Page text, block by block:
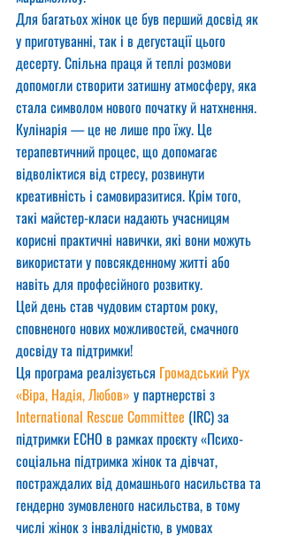
Для багатьох жінок це був перший досвід як
у приготуванні, так і в дегустації цього
десерту. Спільна праця й теплі розмови
допомогли створити затишну атмосферу, яка
стала символом нового початку й натхнення.
Кулінарія — це не лише про їжу. Це
терапевтичний процес, що допомагає
відволіктися від стресу, розвинути
креативність і самовиразитися. Крім того,
такі майстер-класи надають учасницям
корисні практичні навички, які вони можуть
використати у повсякденному житті або
навіть для професійного розвитку.
Цей день став чудовим стартом року,
сповненого нових можливостей, смачного
досвіду та підтримки!
Ця програма реалізується Громадський Рух
«Віра, Надія, Любов» у партнерстві з
International Rescue Committee (IRC) за
підтримки ECHO в рамках проєкту «Психо-
соціальна підтримка жінок та дівчат,
постраждалих від домашнього насильства та
гендерно зумовленого насильства, в тому
числі жінок з інвалідністю, в умовах